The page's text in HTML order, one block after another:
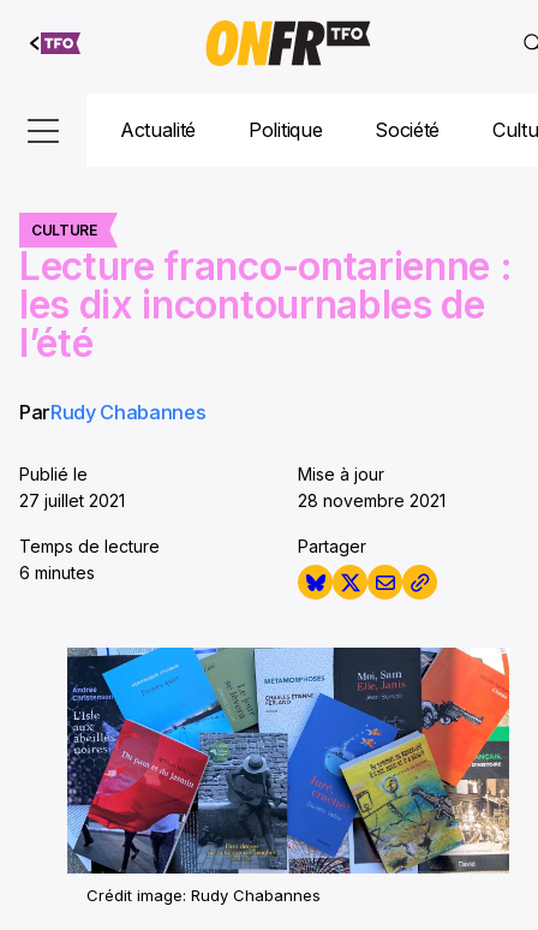
Aller au
contenu
Actualité Politique Société
CULTURE
Lecture franco-ontarienne :
les dix incontournables de
l’été
ParRudy Chabannes
Publié le
27 juillet 2021
Mise à jour
28 novembre 2021
Temps de lecture
6 minutes
Partager
Crédit image: Rudy Chabannes